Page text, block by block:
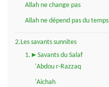
Allah ne change pas
Allah ne dépend pas du temps
2.Les savants sunnites
1.►Savants du Salaf
'Abdou r-Razzaq
'Aichah